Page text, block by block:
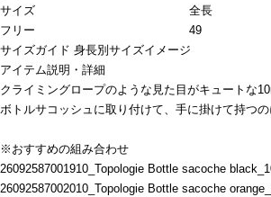
サイズ
全長
フリー
49
サイズガイド 身長別サイズイメージ
アイテム説明・詳細
クライミングロープのような見た目がキュートな
ボトルサコッシュに取り付けて、手に掛けて持つの
※おすすめの組み合わせ
26092587001910_Topologie Bottle sacoche
26092587002010_Topologie Bottle sacoche